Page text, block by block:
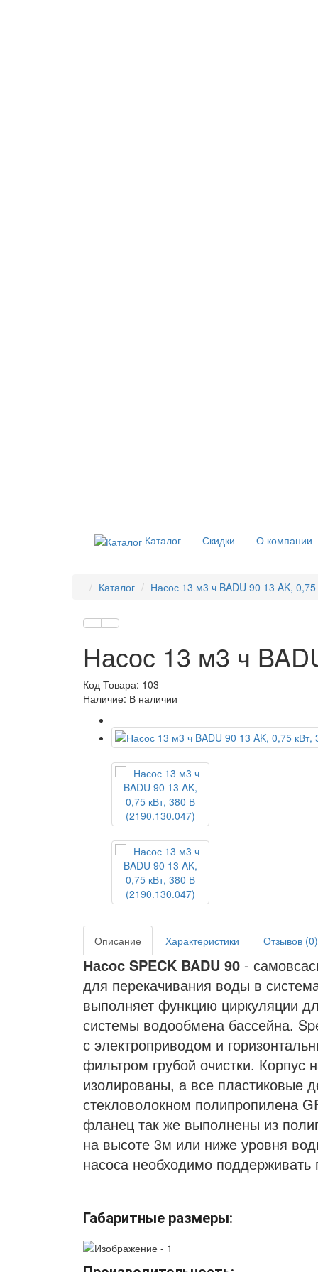
Каталог Скидки О компании
Каталог Насос 13 м3 ч BADU 90 13 AK,
Насос 13 м3 ч
Код Товара: 103
Наличие: В наличии
Описание Характеристики Отзывов (0)
Насос SPECK BADU 90 -
для перекачивания воды в
выполняет функцию циркуляции
системы водообмена бассейна.
с электроприводом и
фильтром грубой очистки. Корпус
изолированы, а все пластиковые
стекловолокном полипропилена
фланец так же выполнены из
на высоте 3м или ниже уровня
насоса необходимо поддерживать
Габаритные размеры: